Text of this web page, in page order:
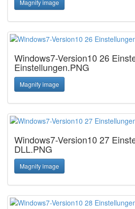
Magnify image
Windows7-Version10 26
Einstellungen.PNG
Magnify image
Windows7-Version10 27
DLL.PNG
Magnify image